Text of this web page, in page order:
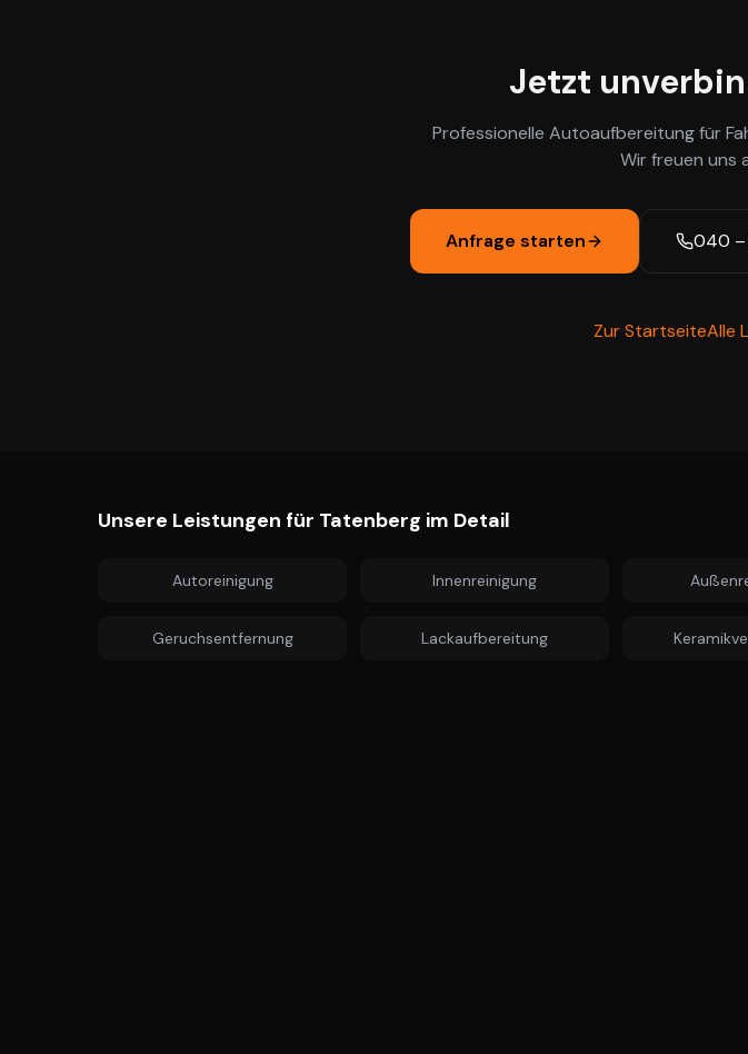
Jetzt
Professionelle Autoaufbereitung für
Wir freuen uns
Anfrage starten 040
Zur StartseiteAlle
Unsere Leistungen für Tatenberg im Detail
Autoreinigung Innenreinigung
Geruchsentfernung Lackaufbereitung